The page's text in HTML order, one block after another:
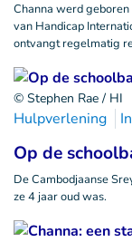
Channa werd
van Handicap
ontvangt regelmatig
© Stephen Rae / HI
Hulpverlening
Op de
De Cambodjaanse
ze 4 jaar oud was.